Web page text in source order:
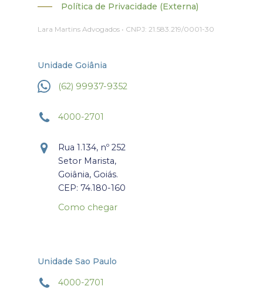
Política de Privacidade (Externa)
Lara Martins Advogados • CNPJ: 21.583.219/0001-30
Unidade Goiânia
(62) 99937-9352
4000-2701
Rua 1.134, nº 252
Setor Marista,
Goiânia, Goiás.
CEP: 74.180-160
Como chegar
Unidade Sao Paulo
4000-2701